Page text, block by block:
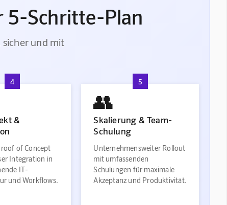
5-Schritte-Plan
und mit
4
&
of Concept
Integration in
IT-
und Workflows.
5
👥
Skalierung & Team-
Schulung
Unternehmensweiter Rollout
mit umfassenden
Schulungen für maximale
Akzeptanz und Produktivität.